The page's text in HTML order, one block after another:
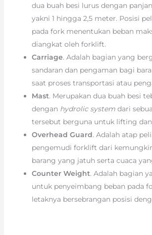
dua buah besi lurus dengan
yakni 1 hingga 2,5 meter. Posisi
pada fork menentukan beban
diangkat oleh forklift.
Carriage. Adalah bagian yang
sandaran dan pengaman bagi
saat proses transportasi atau
Mast. Merupakan dua buah besi
dengan hydrolic systemdari
tersebut berguna untuk lifting
Overhead Guard. Adalah atap
pengemudi forklift dari
barang yang jatuh serta cuaca
Counter Weight. Adalah bagian
untuk penyeimbang beban pada
letaknya bersebrangan posisi